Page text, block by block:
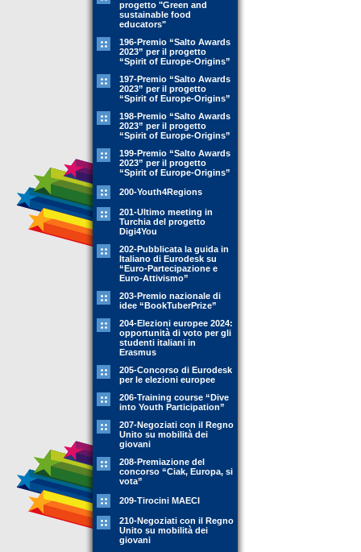
progetto "Green and
sustainable food
educators"
196-Premio “Salto Awards
2023” per il progetto
“Spirit of Europe-Origins”
197-Premio “Salto Awards
2023” per il progetto
“Spirit of Europe-Origins”
198-Premio “Salto Awards
2023” per il progetto
“Spirit of Europe-Origins”
199-Premio “Salto Awards
2023” per il progetto
“Spirit of Europe-Origins”
200-Youth4Regions
201-Ultimo meeting in
Turchia del progetto
Digi4You
202-Pubblicata la guida in
Italiano di Eurodesk su
“Euro-Partecipazione e
Euro-Attivismo”
203-Premio nazionale di
idee “BookTuberPrize”
204-Elezioni europee 2024:
opportunità di voto per gli
studenti italiani in
Erasmus
205-Concorso di Eurodesk
per le elezioni europee
206-Training course “Dive
into Youth Participation”
207-Negoziati con il Regno
Unito su mobilità dei
giovani
208-Premiazione del
concorso “Ciak, Europa, si
vota”
209-Tirocini MAECI
210-Negoziati con il Regno
Unito su mobilità dei
giovani